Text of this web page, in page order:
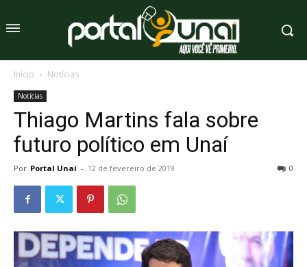
Início Notícias
Notícias
Thiago Martins fala sobre
futuro político em Unaí
Por Portal Unaí - 12 de fevereiro de 2019 0